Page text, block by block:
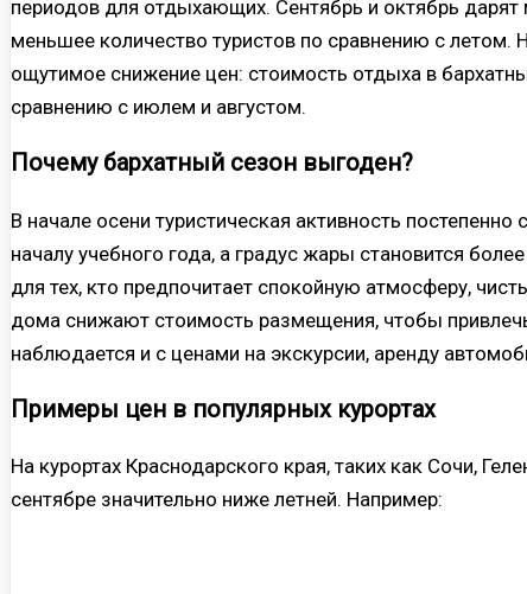
периодов для отдыхающих. Сентябрь и октябрь дарят
меньшее количество туристов по сравнению с летом.
ощутимое снижение цен: стоимость отдыха в
сравнению с июлем и августом.
Почему бархатный сезон выгоден?
В начале осени туристическая активность
началу учебного года, а градус жары становится
для тех, кто предпочитает спокойную атмосферу,
дома снижают стоимость размещения, чтобы
наблюдается и с ценами на экскурсии, аренду
Примеры цен в популярных курортах
На курортах Краснодарского края, таких как Сочи,
сентябре значительно ниже летней. Например: